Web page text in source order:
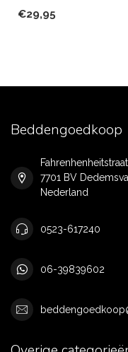
€29,95
Beddengoedkoop
7701 BV
Nederland
0523-617240
06-39839602